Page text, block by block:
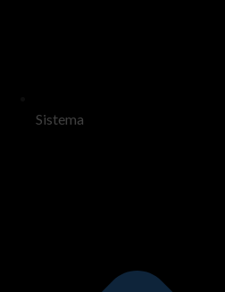
Sistema